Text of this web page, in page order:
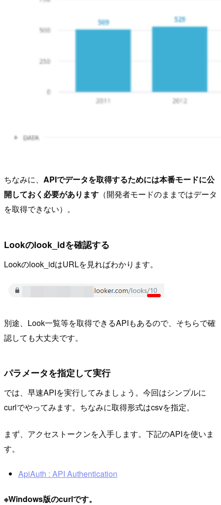
ちなみに、 APIでデータを取得するためには本番モードに公
開しておく必要があります （開発者モードのままではデータ
を取得できない）。
Lookのlook_idを確認する
Lookのlook_idはURLを見ればわかります。
別途、Look一覧等を取得できるAPIもあるので、そちらで確
認しても大丈夫です。
パラメータを指定して実行
では、早速APIを実行してみましょう。今回はシンプルに
curlでやってみます。ちなみに取得形式はcsvを指定。
まず、アクセストークンを入手します。下記のAPIを使いま
す。
ApiAuth : API Authentication
※Windows版のcurlです。